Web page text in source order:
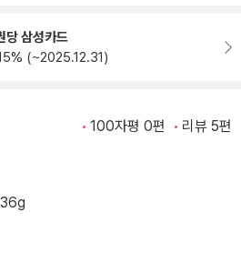
당 삼성카드
(~2025.12.31)
100자평 0편 리뷰 5편